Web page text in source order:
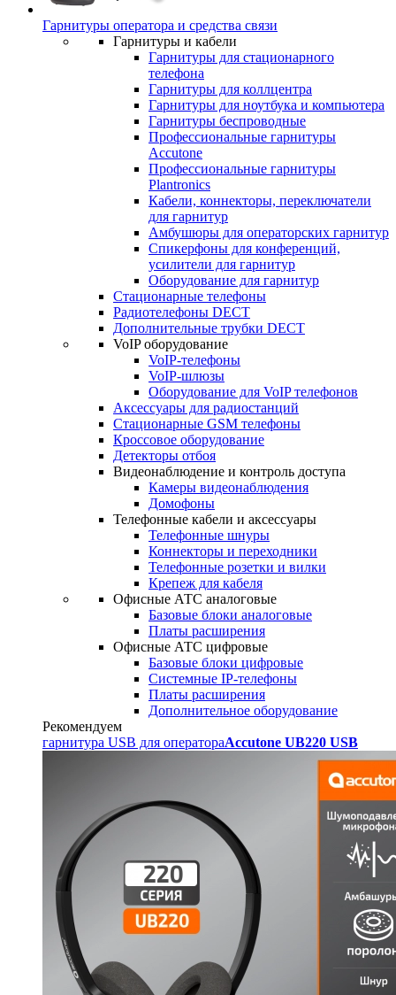
Гарнитуры оператора и средства связи
Гарнитуры и кабели
Гарнитуры для стационарного
телефона
Гарнитуры для коллцентра
Гарнитуры для ноутбука и компьютера
Гарнитуры беспроводные
Профессиональные гарнитуры
Accutone
Профессиональные гарнитуры
Plantronics
Кабели, коннекторы, переключатели
для гарнитур
Амбушюры для операторских гарнитур
Cпикерфоны для конференций,
усилители для гарнитур
Оборудование для гарнитур
Стационарные телефоны
Радиотелефоны DECT
Дополнительные трубки DECT
VoIP оборудование
VoIP-телефоны
VoIP-шлюзы
Оборудование для VoIP телефонов
Аксессуары для радиостанций
Стационарные GSM телефоны
Кроссовое оборудование
Детекторы отбоя
Видеонаблюдение и контроль доступа
Камеры видеонаблюдения
Домофоны
Телефонные кабели и аксессуары
Телефонные шнуры
Коннекторы и переходники
Телефонные розетки и вилки
Крепеж для кабеля
Офисные АТС аналоговые
Базовые блоки аналоговые
Платы расширения
Офисные АТС цифровые
Базовые блоки цифровые
Системные IP-телефоны
Платы расширения
Дополнительное оборудование
Рекомендуем
гарнитура USB для оператораAccutone UB220 USB